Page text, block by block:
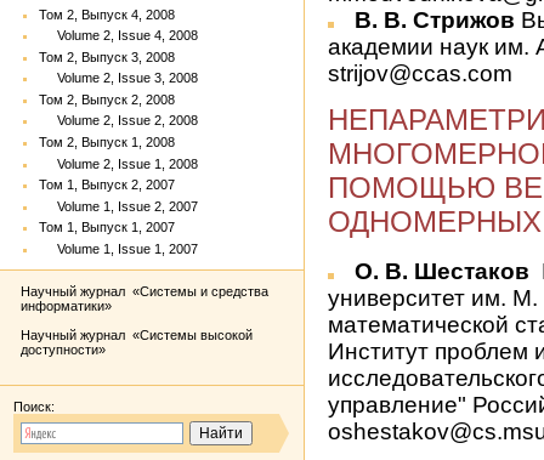
Том 2, Выпуск 4, 2008
Volume 2, Issue 4, 2008
Том 2, Выпуск 3, 2008
Volume 2, Issue 3, 2008
Том 2, Выпуск 2, 2008
Volume 2, Issue 2, 2008
Том 2, Выпуск 1, 2008
Volume 2, Issue 1, 2008
Том 1, Выпуск 2, 2007
Volume 1, Issue 2, 2007
Том 1, Выпуск 1, 2007
Volume 1, Issue 1, 2007
Научный журнал «Системы и средства
информатики»
Научный журнал «Системы высокой
доступности»
Поиск:
В. В. Стрижов
академии наук
strijov@ccas.com
ПОМОЩЬЮ
О. В. Шестаков
университет им.
математической
Институт проблем
управление"